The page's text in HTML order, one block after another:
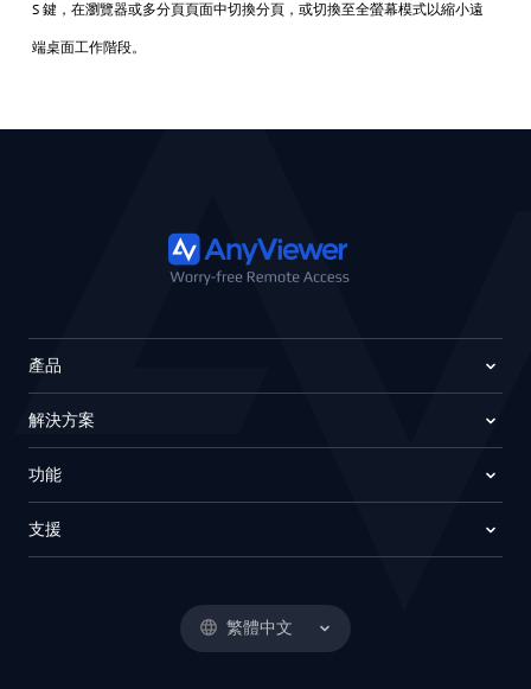
S 鍵，在瀏覽器或多分頁頁面中切換分頁，或切換至全螢幕模式以縮小遠
端桌面工作階段。
繁體中文
產品
解決方案
功能
支援